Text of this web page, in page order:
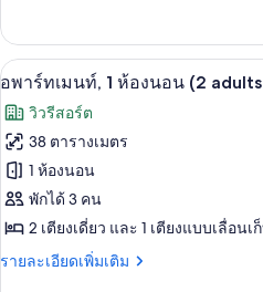
นท์,
2
ห้อง
นอน
(4
adults
and
1
child)
เกี่ยว
กับ
อ
ท
เม
นท์,
2
ห้อง
นอน
(4
adults
เปิด
ภาพถ่าย
ทั้งหมด
ของ
อ
พาร์
ท
13
อพาร์ทเมนท์, 1 ห้องนอน (2 adults
วิวรีสอร์ต
38 ตารางเมตร
1 ห้องนอน
พักได้ 3 คน
2 เตียงเดี่ยว และ 1 เตียงแบบเลื่อน
รายละเอียดเพิ่มเติม
ราย